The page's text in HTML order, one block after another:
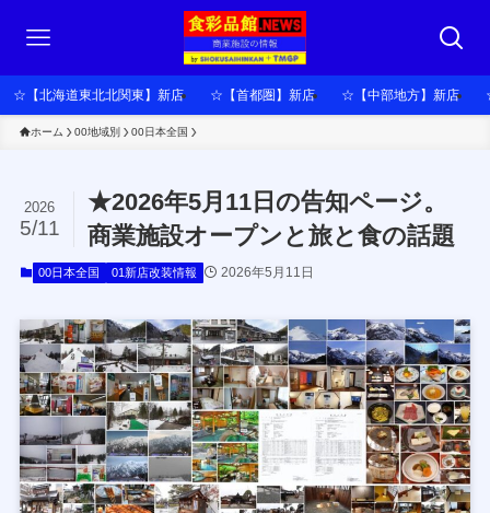
☆【北海道東北北関東】新店 ☆【首都圏】新店 ☆【中部地方】新店
ホーム 00地域別 00日本全国
★2026年5月11日の告知ページ。
商業施設オープンと旅と食の話題
2026
5/11
00日本全国 01新店改装情報 2026年5月11日